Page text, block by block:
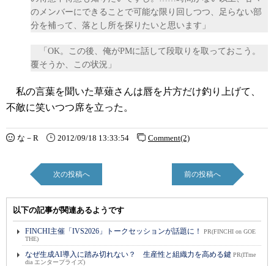
のメンバーにできることで可能な限り回しつつ、足らない部
分を補って、落とし所を探りたいと思います」
「OK。この後、俺がPMに話して段取りを取っておこう。
覆そうか、この状況」
私の言葉を聞いた草薙さんは唇を片方だけ釣り上げて、
不敵に笑いつつ席を立った。
な－R 2012/09/18 13:33:54 Comment(2)
次の投稿へ 前の投稿へ
以下の記事が関連あるようです
FINCHI主催「IVS2026」トークセッションが話題に！
PR(FINCHI on GOE
THE)
なぜ生成AI導入に踏み切れない？ 生産性と組織力を高める鍵 PR(ITme
dia エンタープライズ)